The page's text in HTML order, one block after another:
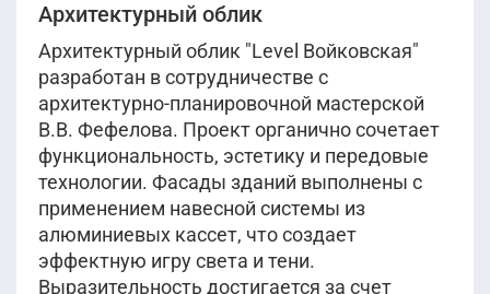
Архитектурный облик
Архитектурный облик "Level Войковская"
разработан в сотрудничестве с
архитектурно-планировочной мастерской
В.В. Фефелова. Проект органично сочетает
функциональность, эстетику и передовые
технологии. Фасады зданий выполнены с
применением навесной системы из
алюминиевых кассет, что создает
эффектную игру света и тени.
Выразительность достигается за счет